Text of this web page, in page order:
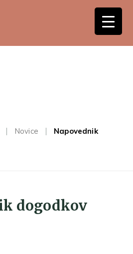
Novice
Napovednik
dogodkov